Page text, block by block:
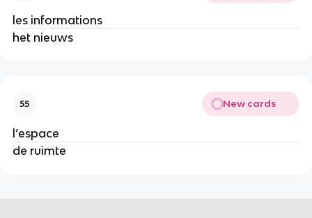
les informations
het nieuws
55 New cards
l’espace
de ruimte